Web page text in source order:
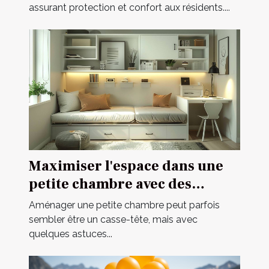
assurant protection et confort aux résidents....
Maximiser l'espace dans une
petite chambre avec des
meubles multifonctionnels
Aménager une petite chambre peut parfois
sembler être un casse-tête, mais avec
quelques astuces...